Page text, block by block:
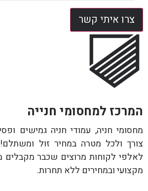
צרו איתי קשר
המרכז למחסומי חנייה
מחסומי חניה, עמודי חניה גמישים
צורך ולכל מטרה במחיר זול
לאלפי לקוחות מרוצים שכבר מקבלים
מקצועי ובמחירים ללא תחרות.